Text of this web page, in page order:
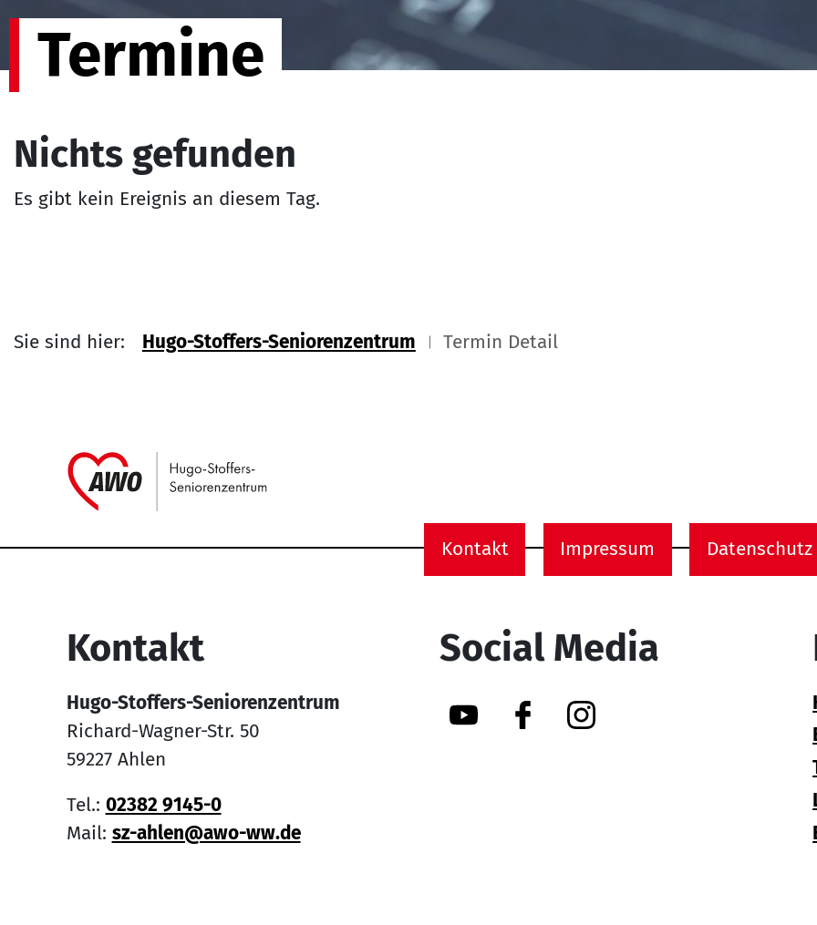
Termine
Nichts gefunden
Es gibt kein Ereignis an diesem Tag.
Sie sind hier: Hugo-Stoffers-Seniorenzentrum Termin Detail
Service Informationen
Kontakt Impressum Datenschutz
Kontakt
Hugo-Stoffers-Seniorenzentrum
Richard-Wagner-Str. 50
59227 Ahlen
Tel.: 02382 9145-0
Mail: sz-ahlen@awo-ww.de
Social Media
YouTube FacebookInstagram